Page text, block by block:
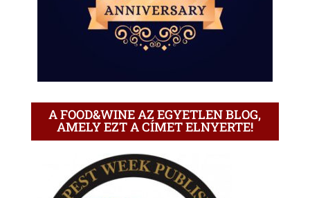
A FOOD&WINE AZ EGYETLEN BLOG,
AMELY EZT A CÍMET ELNYERTE!